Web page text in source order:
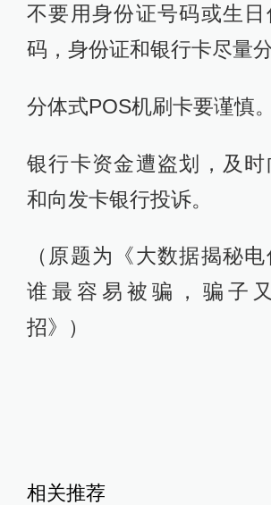
不要用身份证号码或生
码，身份证和银行卡尽量分
分体式POS机刷卡要谨慎。
银行卡资金遭盗划，及
和向发卡银行投诉。
（原题为《大数据揭秘
谁最容易被骗，骗子
招》）
相关推荐